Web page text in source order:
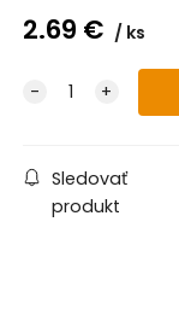
2.69 € ks
Sledovať
produkt